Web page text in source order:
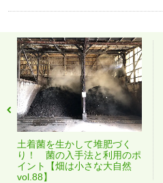
土着菌を生かして堆肥づく
り！ 菌の入手法と利用のポ
イント【畑は小さな大自然
vol.88】